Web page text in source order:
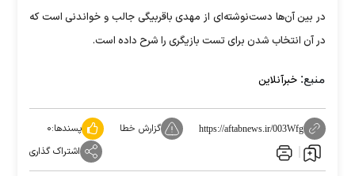
در بین آن‌ها دست‌نوشته‌ای از مهدی باقربیگی جالب و خواندنی است که
در آن انتخاب شدن برای تست بازیگری را شرح داده است.
منبع: خبرآنلاین
https://aftabnews.ir/003Wfg گزارش خطا پسندها:۰
اشتراک گذاری